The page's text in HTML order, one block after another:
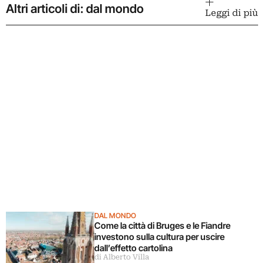
Altri articoli di: dal mondo Leggi di più
DAL MONDO
Come la città di Bruges e le Fiandre
investono sulla cultura per uscire
dall’effetto cartolina
di Alberto Villa